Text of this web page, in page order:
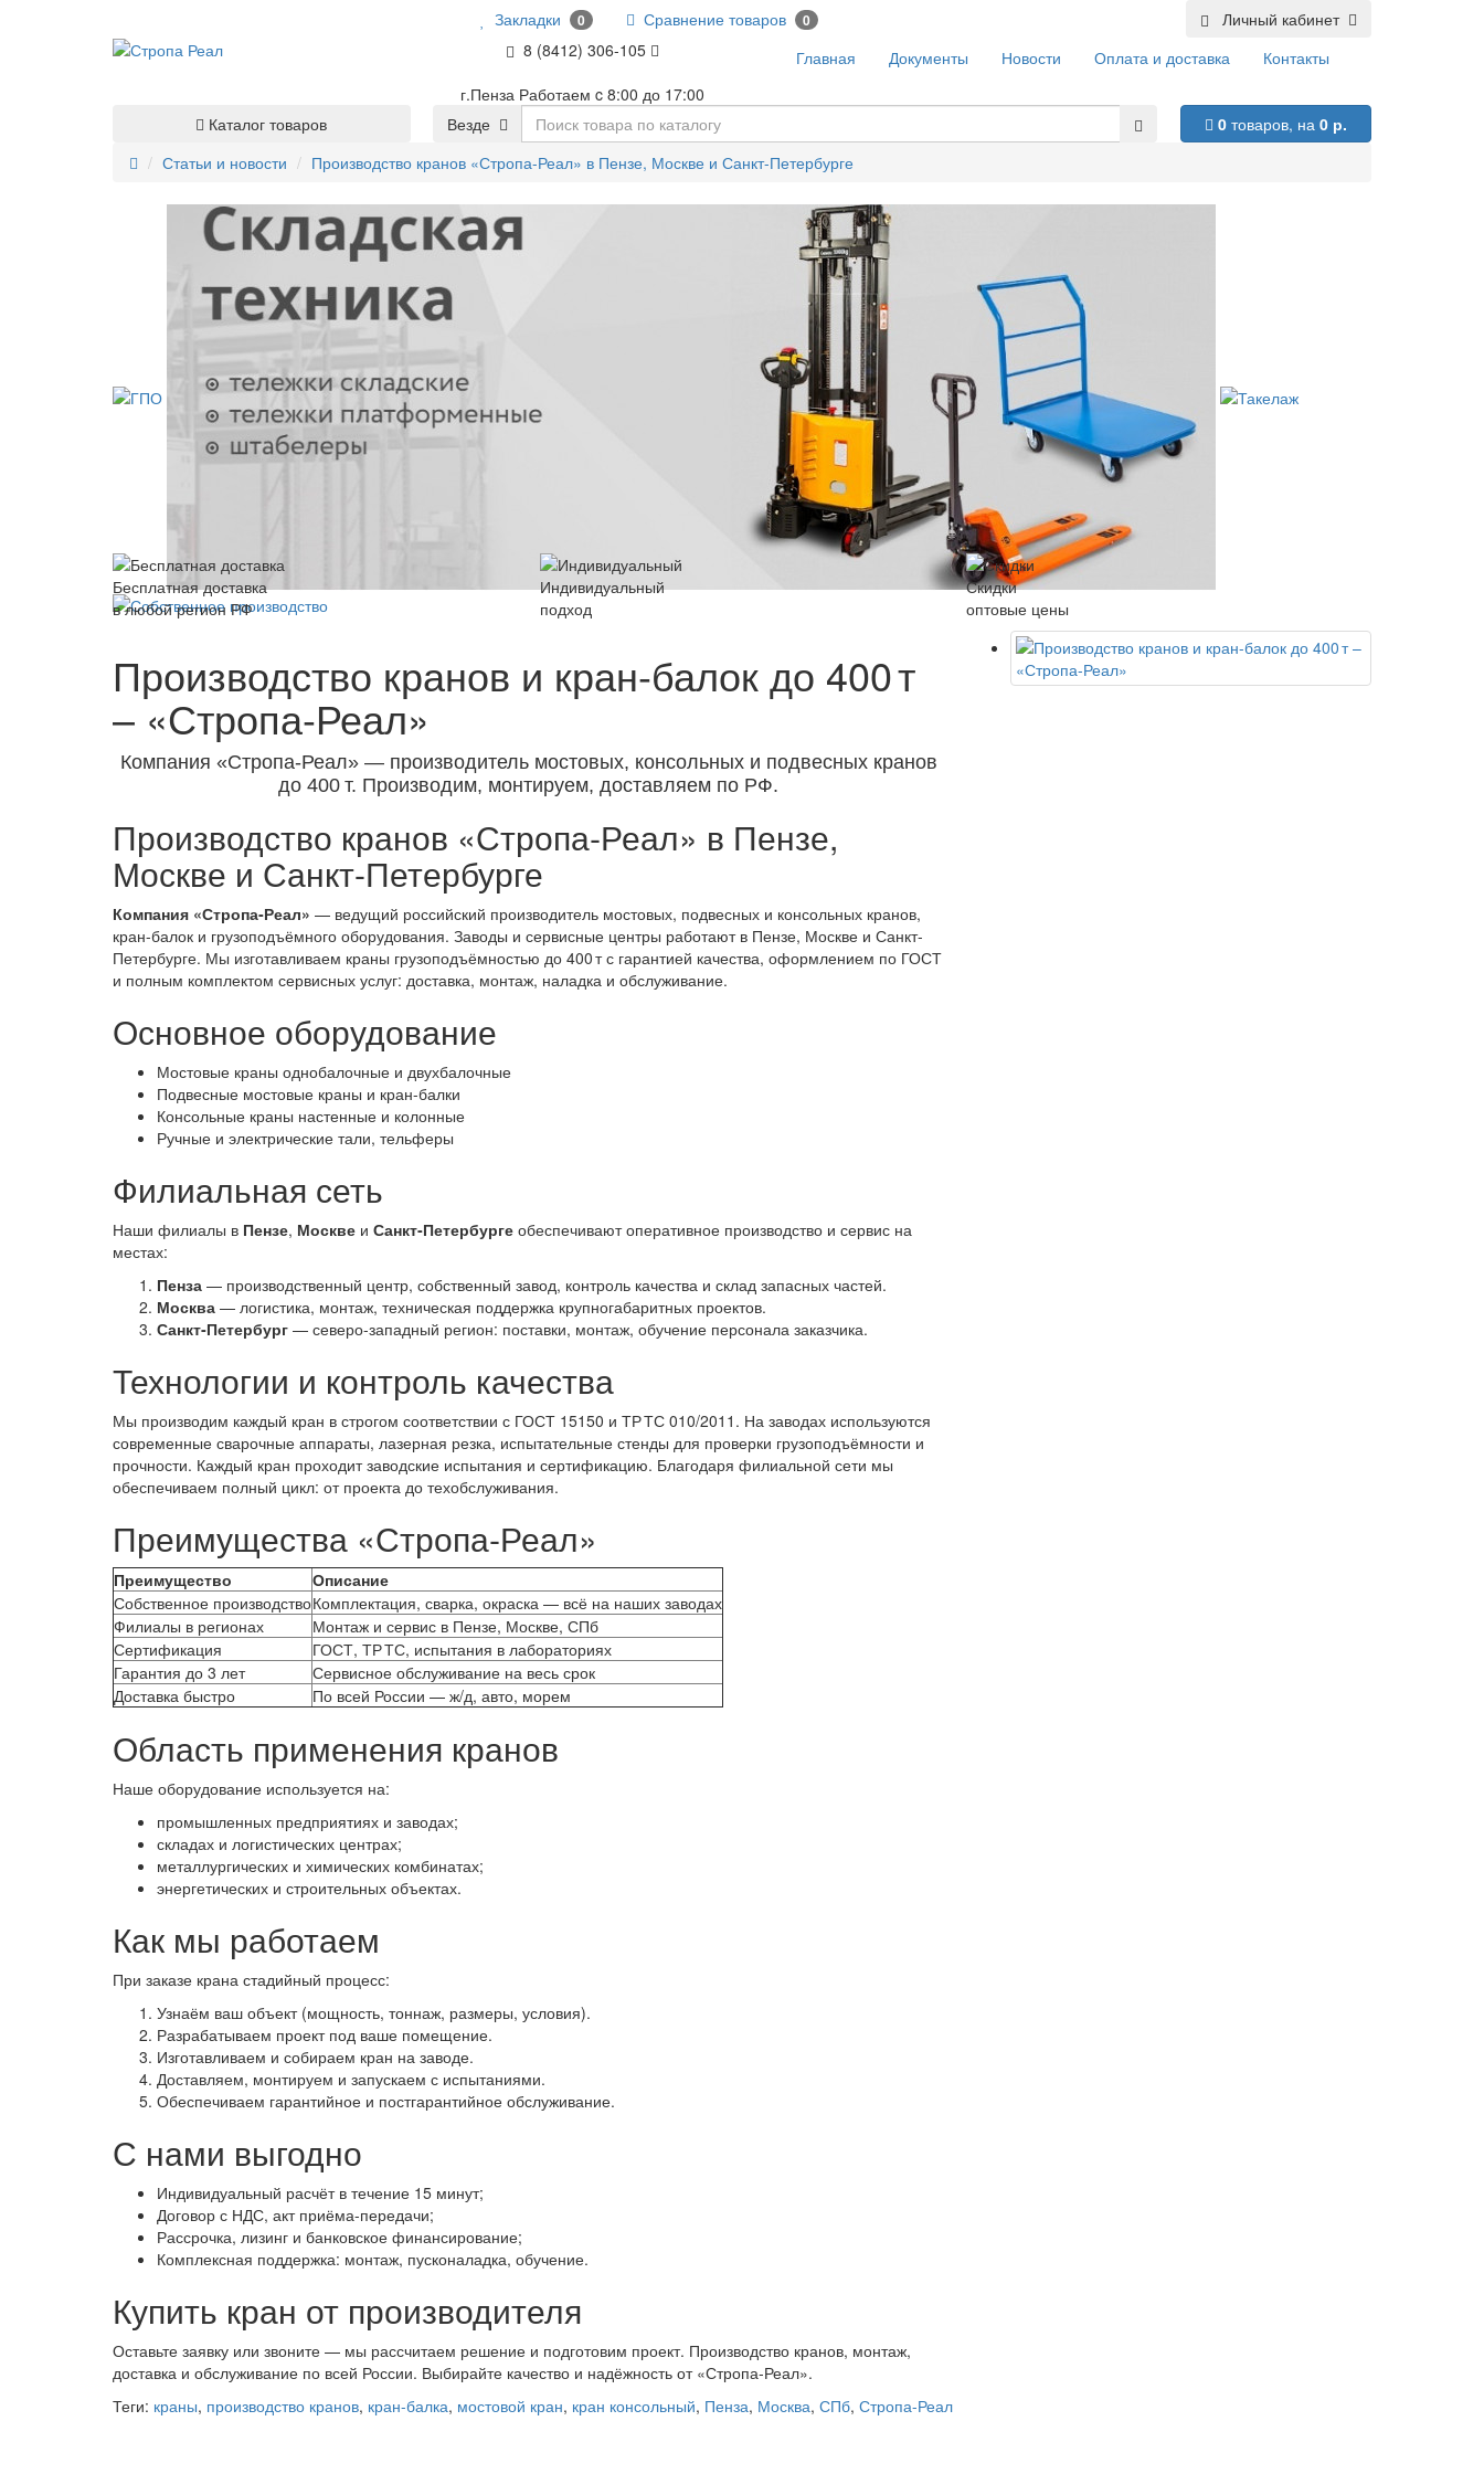
Личный кабинет
Закладки 0 Сравнение товаров 0
8 (8412) 306-105
г.Пенза Работаем c 8:00 до 17:00
Главная Документы Новости Оплата и доставка Контакты
Везде 0товаров, на 0 р.
Каталог товаров
Статьи и новости
Производство кранов «Стропа-Реал» в Пензе, Москве и Санкт-Петербурге
Бесплатная доставка
в любой регион РФ
Индивидуальный
подход
Скидки
оптовые цены
Производство кранов и кран-балок до 400 т
– «Стропа-Реал»
Компания «Стропа-Реал» — производитель мостовых, консольных и подвесных кранов
до 400 т. Производим, монтируем, доставляем по РФ.
Производство кранов «Стропа‑Реал» в Пензе,
Москве и Санкт-Петербурге
Компания «Стропа‑Реал» — ведущий российский производитель мостовых, подвесных и консольных кранов,
кран-балок и грузоподъёмного оборудования. Заводы и сервисные центры работают в Пензе, Москве и Санкт-
Петербурге. Мы изготавливаем краны грузоподъёмностью до 400 т с гарантией качества, оформлением по ГОСТ
и полным комплектом сервисных услуг: доставка, монтаж, наладка и обслуживание.
Основное оборудование
Мостовые краны однобалочные и двухбалочные
Подвесные мостовые краны и кран-балки
Консольные краны настенные и колонные
Ручные и электрические тали, тельферы
Филиальная сеть
Наши филиалы в Пензе, Москве и Санкт‑Петербурге обеспечивают оперативное производство и сервис на
местах:
Пенза — производственный центр, собственный завод, контроль качества и склад запасных частей.
Москва — логистика, монтаж, техническая поддержка крупногабаритных проектов.
Санкт‑Петербург — северо-западный регион: поставки, монтаж, обучение персонала заказчика.
Технологии и контроль качества
Мы производим каждый кран в строгом соответствии с ГОСТ 15150 и ТР ТС 010/2011. На заводах используются
современные сварочные аппараты, лазерная резка, испытательные стенды для проверки грузоподъёмности и
прочности. Каждый кран проходит заводские испытания и сертификацию. Благодаря филиальной сети мы
обеспечиваем полный цикл: от проекта до техобслуживания.
Преимущества «Стропа‑Реал»
Преимущество
Описание
Собственное производствоКомплектация, сварка, окраска — всё на наших заводах
Филиалы в регионах
Монтаж и сервис в Пензе, Москве, СПб
Сертификация
ГОСТ, ТР ТС, испытания в лабораториях
Гарантия до 3 лет
Сервисное обслуживание на весь срок
Доставка быстро
По всей России — ж/д, авто, морем
Область применения кранов
Наше оборудование используется на:
промышленных предприятиях и заводах;
складах и логистических центрах;
металлургических и химических комбинатах;
энергетических и строительных объектах.
Как мы работаем
При заказе крана стадийный процесс:
Узнаём ваш объект (мощность, тоннаж, размеры, условия).
Разрабатываем проект под ваше помещение.
Изготавливаем и собираем кран на заводе.
Доставляем, монтируем и запускаем с испытаниями.
Обеспечиваем гарантийное и постгарантийное обслуживание.
С нами выгодно
Индивидуальный расчёт в течение 15 минут;
Договор с НДС, акт приёма-передачи;
Рассрочка, лизинг и банковское финансирование;
Комплексная поддержка: монтаж, пусконаладка, обучение.
Купить кран от производителя
Оставьте заявку или звоните — мы рассчитаем решение и подготовим проект. Производство кранов, монтаж,
доставка и обслуживание по всей России. Выбирайте качество и надёжность от «Стропа‑Реал».
Теги: краны, производство кранов, кран-балка, мостовой кран, кран консольный, Пенза, Москва, СПб, Стропа-Реал